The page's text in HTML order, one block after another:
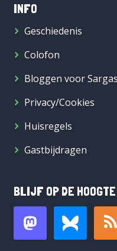
INFO
Geschiedenis
Colofon
Bloggen voor
Privacy/Cookies
Huisregels
Gastbijdragen
BLIJF OP DE HOOGTE